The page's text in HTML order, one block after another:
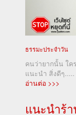
ธรรมะประจำวัน
คนว่ายากนั้น ใค
แนะนำ สิ่งดีๆ.....
อ่านต่อ >>>
แนะนำร้